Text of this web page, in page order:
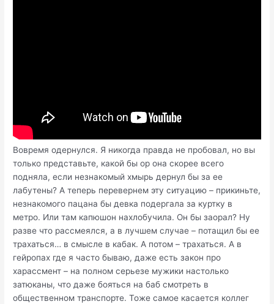
Вовремя одернулся. Я никогда правда не пробовал, но вы
только представьте, какой бы ор она скорее всего
подняла, если незнакомый хмырь дернул бы за ее
лабутены? А теперь перевернем эту ситуацию – прикиньте,
незнакомого пацана бы девка подергала за куртку в
метро. Или там капюшон нахлобучила. Он бы заорал? Ну
разве что рассмеялся, а в лучшем случае – потащил бы ее
трахаться… в смысле в кабак. А потом – трахаться. А в
гейропах где я часто бываю, даже есть закон про
харассмент – на полном серьезе мужики настолько
затюканы, что даже бояться на баб смотреть в
общественном транспорте. Тоже самое касается коллег